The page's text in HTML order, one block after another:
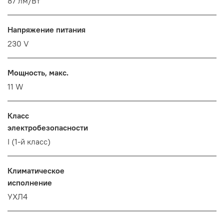
Напряжение питания
230 V
Мощность, макс.
11 W
Класс
электробезопасности
I (1-й класс)
Климатическое
исполнение
УХЛ4